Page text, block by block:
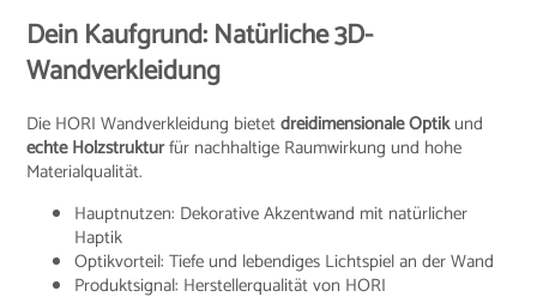
Dein Kaufgrund: Natürliche 3D-
Wandverkleidung
Die HORI Wandverkleidung bietetdreidimensionale Optikund
echte Holzstrukturfür nachhaltige Raumwirkung und hohe
Materialqualität.
Hauptnutzen: Dekorative Akzentwand mit natürlicher
Haptik
Optikvorteil: Tiefe und lebendiges Lichtspiel an der Wand
Produktsignal: Herstellerqualität von HORI